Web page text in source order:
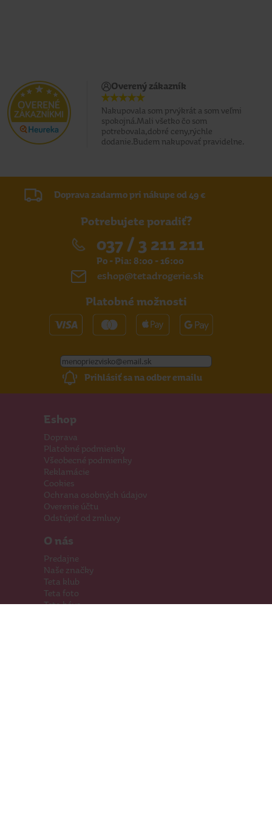
Overený zákazník
Nakupovala som prvýkrát a som veľmi
spokojná.Mali všetko čo som
potrebovala,dobré ceny,rýchle
dodanie.Budem nakupovať pravidelne.
Doprava zadarmo pri nákupe od 49 €
Potrebujete poradiť?
037 / 3 211 211
Po - Pia: 8:00 - 16:00
eshop@tetadrogerie.sk
Platobné možnosti
Prihlásiť sa na odber emailu
Eshop
Doprava
Platobné podmienky
Všeobecné podmienky
Reklamácie
Cookies
Ochrana osobných údajov
Overenie účtu
Odstúpiť od zmluvy
O nás
Predajne
Naše značky
Teta klub
Teta foto
Teta káva